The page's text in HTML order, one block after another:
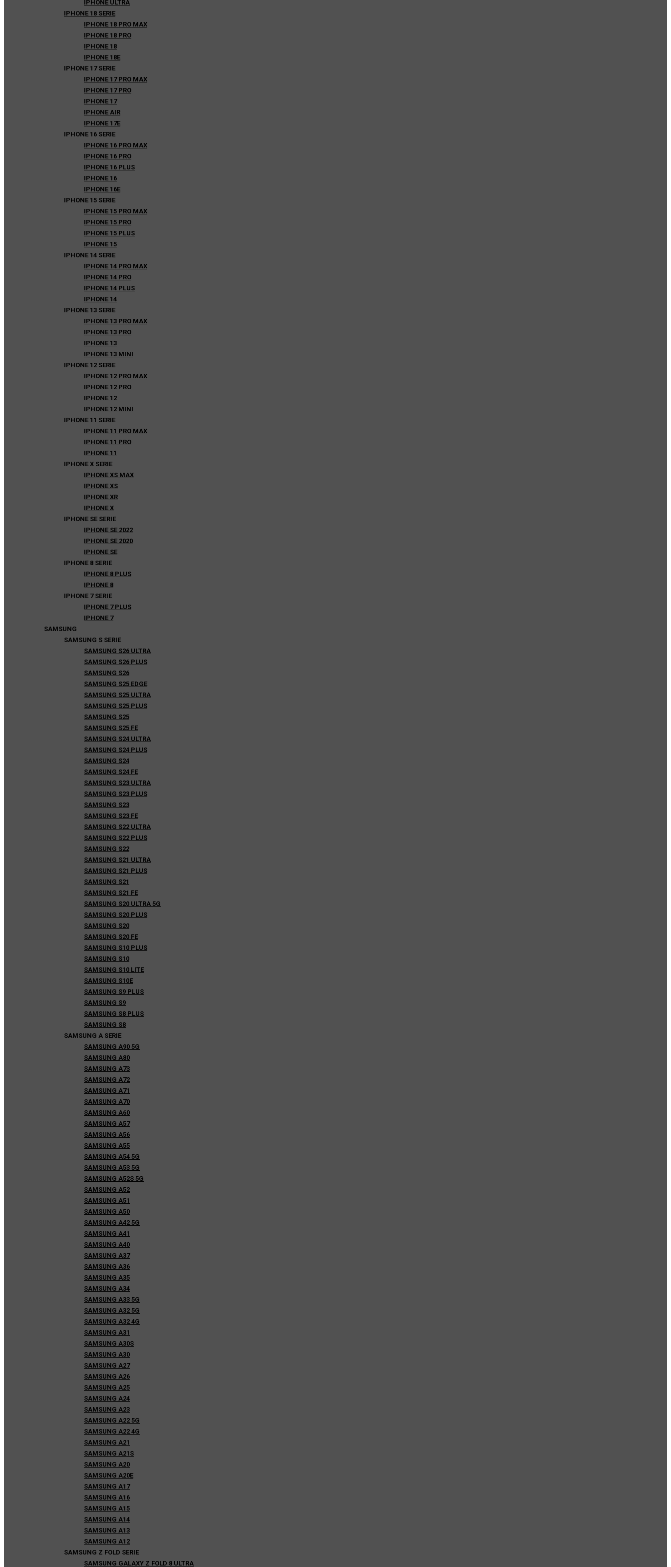
IPHONE ULTRA
IPHONE 18 SERIE
IPHONE 18 PRO MAX
IPHONE 18 PRO
IPHONE 18
IPHONE 18E
IPHONE 17 SERIE
IPHONE 17 PRO MAX
IPHONE 17 PRO
IPHONE 17
IPHONE AIR
IPHONE 17E
IPHONE 16 SERIE
IPHONE 16 PRO MAX
IPHONE 16 PRO
IPHONE 16 PLUS
IPHONE 16
IPHONE 16E
IPHONE 15 SERIE
IPHONE 15 PRO MAX
IPHONE 15 PRO
IPHONE 15 PLUS
IPHONE 15
IPHONE 14 SERIE
IPHONE 14 PRO MAX
IPHONE 14 PRO
IPHONE 14 PLUS
IPHONE 14
IPHONE 13 SERIE
IPHONE 13 PRO MAX
IPHONE 13 PRO
IPHONE 13
IPHONE 13 MINI
IPHONE 12 SERIE
IPHONE 12 PRO MAX
IPHONE 12 PRO
IPHONE 12
IPHONE 12 MINI
IPHONE 11 SERIE
IPHONE 11 PRO MAX
IPHONE 11 PRO
IPHONE 11
IPHONE X SERIE
IPHONE XS MAX
IPHONE XS
IPHONE XR
IPHONE X
IPHONE SE SERIE
IPHONE SE 2022
IPHONE SE 2020
IPHONE SE
IPHONE 8 SERIE
IPHONE 8 PLUS
IPHONE 8
IPHONE 7 SERIE
IPHONE 7 PLUS
IPHONE 7
SAMSUNG
SAMSUNG S SERIE
SAMSUNG S26 ULTRA
SAMSUNG S26 PLUS
SAMSUNG S26
SAMSUNG S25 EDGE
SAMSUNG S25 ULTRA
SAMSUNG S25 PLUS
SAMSUNG S25
SAMSUNG S25 FE
SAMSUNG S24 ULTRA
SAMSUNG S24 PLUS
SAMSUNG S24
SAMSUNG S24 FE
SAMSUNG S23 ULTRA
SAMSUNG S23 PLUS
SAMSUNG S23
SAMSUNG S23 FE
SAMSUNG S22 ULTRA
SAMSUNG S22 PLUS
SAMSUNG S22
SAMSUNG S21 ULTRA
SAMSUNG S21 PLUS
SAMSUNG S21
SAMSUNG S21 FE
SAMSUNG S20 ULTRA 5G
SAMSUNG S20 PLUS
SAMSUNG S20
SAMSUNG S20 FE
SAMSUNG S10 PLUS
SAMSUNG S10
SAMSUNG S10 LITE
SAMSUNG S10E
SAMSUNG S9 PLUS
SAMSUNG S9
SAMSUNG S8 PLUS
SAMSUNG S8
SAMSUNG A SERIE
SAMSUNG A90 5G
SAMSUNG A80
SAMSUNG A73
SAMSUNG A72
SAMSUNG A71
SAMSUNG A70
SAMSUNG A60
SAMSUNG A57
SAMSUNG A56
SAMSUNG A55
SAMSUNG A54 5G
SAMSUNG A53 5G
SAMSUNG A52S 5G
SAMSUNG A52
SAMSUNG A51
SAMSUNG A50
SAMSUNG A42 5G
SAMSUNG A41
SAMSUNG A40
SAMSUNG A37
SAMSUNG A36
SAMSUNG A35
SAMSUNG A34
SAMSUNG A33 5G
SAMSUNG A32 5G
SAMSUNG A32 4G
SAMSUNG A31
SAMSUNG A30S
SAMSUNG A30
SAMSUNG A27
SAMSUNG A26
SAMSUNG A25
SAMSUNG A24
SAMSUNG A23
SAMSUNG A22 5G
SAMSUNG A22 4G
SAMSUNG A21
SAMSUNG A21S
SAMSUNG A20
SAMSUNG A20E
SAMSUNG A17
SAMSUNG A16
SAMSUNG A15
SAMSUNG A14
SAMSUNG A13
SAMSUNG A12
SAMSUNG Z FOLD SERIE
SAMSUNG GALAXY Z FOLD 8 ULTRA